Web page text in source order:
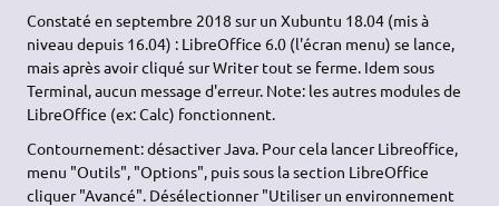
Constaté en septembre 2018 sur un Xubuntu 18.04 (mis à
niveau depuis 16.04) : LibreOffice 6.0 (l'écran menu) se lance,
mais après avoir cliqué sur Writer tout se ferme. Idem sous
Terminal, aucun message d'erreur. Note: les autres modules de
LibreOffice (ex: Calc) fonctionnent.
Contournement: désactiver Java. Pour cela lancer Libreoffice,
menu "Outils", "Options", puis sous la section LibreOffice
cliquer "Avancé". Désélectionner "Utiliser un environnement